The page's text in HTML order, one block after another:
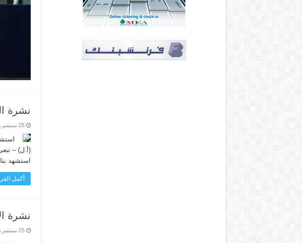
نشرة الثلاثاء 25
25 سبتمبر، 2018
استشهد بتاريخ 24 / 9 / 2018 في محلة منطقة مرجحين
أكمل
نشرة الإثنين 24
25 سبتمبر، 2018